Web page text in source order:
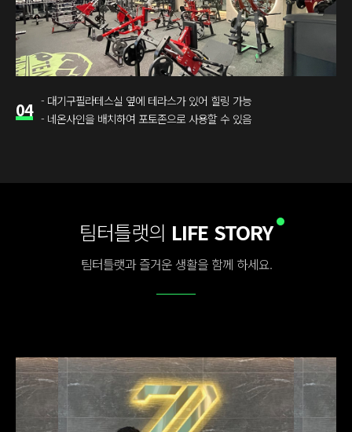
04 - 대기구필라테스실 옆에 테라스가 있어 힐링 가능
- 네온사인을 배치하여 포토존으로 사용할 수 있음
팀터틀랫의 LIFE STORY
팀터틀랫과 즐거운 생활을 함께 하세요.